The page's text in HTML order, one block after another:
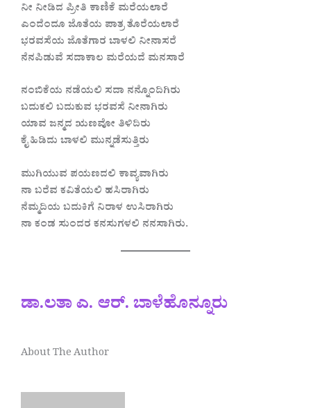
ನೀ ನೀಡಿದ ಪ್ರೀತಿ ಕಾಣಿಕೆ ಮರೆಯಲಾರೆ
ಎಂದೆಂದೂ ಜೊತೆಯ ಪಾತ್ರ ತೊರೆಯಲಾರೆ
ಭರವಸೆಯ ಜೊತೆಗಾರ ಬಾಳಲಿ ನೀನಾಸರೆ
ನೆನಪಿಡುವೆ ಸದಾಕಾಲ ಮರೆಯದೆ ಮನಸಾರೆ
ನಂಬಿಕೆಯ ನಡೆಯಲಿ ಸದಾ ನನ್ನೊಂದಿಗಿರು
ಬದುಕಲಿ ಬದುಕುವ ಭರವಸೆ ನೀನಾಗಿರು
ಯಾವ ಜನ್ಮದ ಋಣವೋ ತಿಳಿದಿರು
ಕೈ ಹಿಡಿದು ಬಾಳಲಿ ಮುನ್ನಡೆಸುತ್ತಿರು
ಮುಗಿಯುವ ಪಯಣದಲಿ ಕಾವ್ಯವಾಗಿರು
ನಾ ಬರೆವ ಕವಿತೆಯಲಿ ಹಸಿರಾಗಿರು
ನೆಮ್ಮದಿಯ ಬದುಕಿಗೆ ನಿರಾಳ ಉಸಿರಾಗಿರು
ನಾ ಕಂಡ ಸುಂದರ ಕನಸುಗಳಲಿ ನನಸಾಗಿರು.
ಡಾ.ಲತಾ ಎ. ಆರ್. ಬಾಳೆಹೊನ್ನೂರು
About The Author